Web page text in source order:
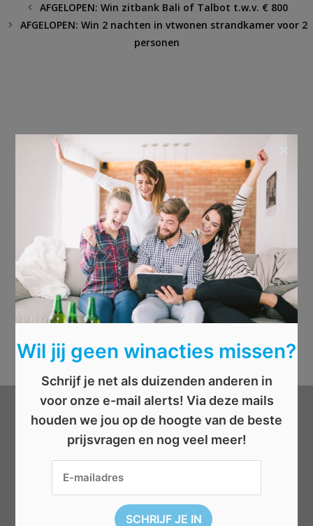
AFGELOPEN: Win zitbank Bali of Talbot t.w.v. € 800
AFGELOPEN: Win 2 nachten in vtwonen strandkamer voor 2
personen
Categorieën
Beauty
Boeken
Wil jij geen winacties missen?
Schrijf je net als duizenden anderen in
voor onze e-mail alerts! Via deze mails
houden we jou op de hoogte van de beste
prijsvragen en nog veel meer!